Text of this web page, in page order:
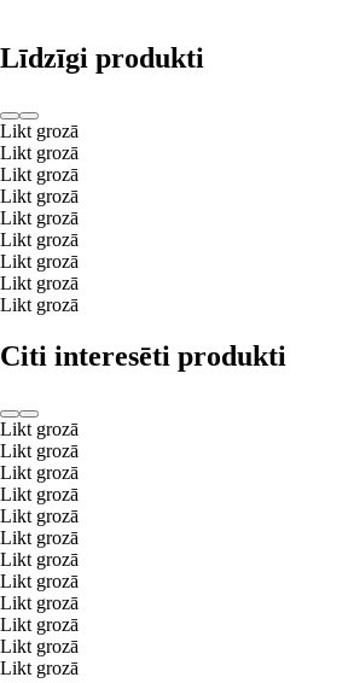
Līdzīgi produkti
Likt grozā
Likt grozā
Likt grozā
Likt grozā
Likt grozā
Likt grozā
Likt grozā
Likt grozā
Likt grozā
Citi interesēti produkti
Likt grozā
Likt grozā
Likt grozā
Likt grozā
Likt grozā
Likt grozā
Likt grozā
Likt grozā
Likt grozā
Likt grozā
Likt grozā
Likt grozā